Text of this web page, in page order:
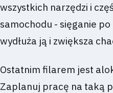
wszystkich narzędzi i
samochodu - sięganie
wydłuża ją i zwiększa
Ostatnim filarem jest
Zaplanuj pracę na taką